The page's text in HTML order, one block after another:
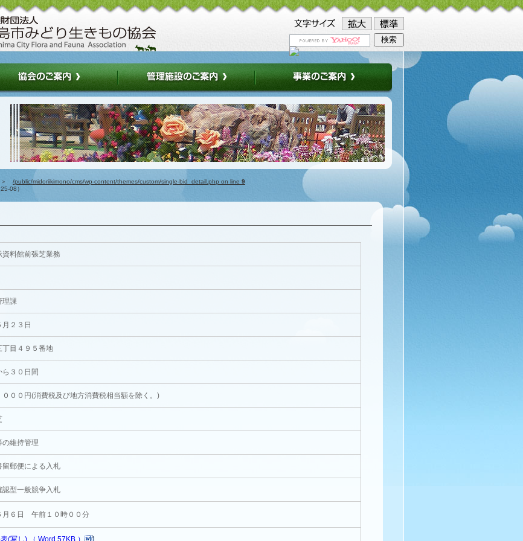
/public/midoriikimono/cms/wp-content/themes/custom/single-bid_detail.php on line 9
08）
資料館前張芝業務
課
２３日
丁目４９５番地
３０日間
０００円(消費税及び地方消費税相当額を除く。)
の維持管理
留郵便による入札
認型一般競争入札
月６日 午前１０時００分